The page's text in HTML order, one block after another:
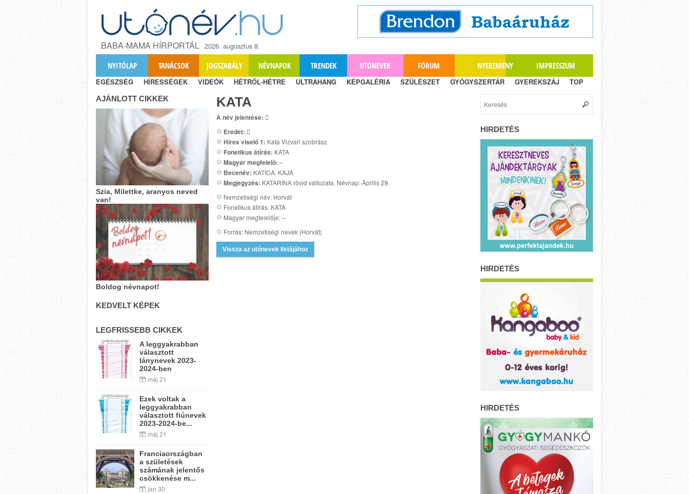
BABA-MAMA HÍRPORTÁL 2026. augusztus 8.
NYITÓLAP TANÁCSOK JOGSZABÁLY NÉVNAPOK TRENDEK UTÓNEVEK FÓRUM NYEREMÉNY IMPRESSZUM
EGÉSZSÉG HÍRESSÉGEK VIDEÓK HÉTRŐL-HÉTRE ULTRAHANG KÉPGALÉRIA SZÜLÉSZET GYÓGYSZERTÁR GYEREKSZÁJ TOP
KATA
A név jelentése: 
Eredet: 
Híres viselő 1: Kata Vizvari szobrász
Fonetikus átírás: KATA
Magyar megfelelő: –
Becenév: KATICA, KAJA
Megjegyzés: KATARINA rövid változata. Névnap: Április 29.
Nemzetiségi név: Horvát
Fonetikus átírás: KATA
Magyar megfelelője: –
Forrás: Nemzetiségi nevek (Horvát)
Vissza az utónevek listájához
AJÁNLOTT CIKKEK
Szia, Milettke, aranyos neved
van!
Boldog névnapot!
KEDVELT KÉPEK
LEGFRISSEBB CIKKEK
A leggyakrabban
választott
lánynevek 2023-
2024-ben
máj 21
Ezek voltak a
leggyakrabban
választott fiúnevek
2023-2024-be...
máj 21
Franciaországban
a születések
számának jelentős
csökkenése m...
jan 30
HIRDETÉS
HIRDETÉS
HIRDETÉS